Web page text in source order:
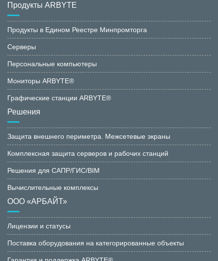
Продукты ARBYTE
Продукты в Едином Реестре Минпромторга
Серверы
Персональные компьютеры
Мониторы ARBYTE®
Графические станции ARBYTE®
Решения
Защита внешнего периметра. Межсетевые экраны
Комплексная защита серверов и рабочих станций
Решения для САПР/ГИС/BIM
Вычислительные комплексы
ООО «АРБАЙТ»
Лицензии и статусы
Поставка оборудования на категорированные объекты